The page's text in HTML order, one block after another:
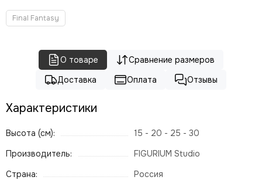
Final Fantasy
О товаре
Сравнение размеров
Доставка
Оплата Отзывы
Характеристики
Высота (см):
15 - 20 - 25 - 30
Производитель:
FIGURIUM Studio
Страна:
Россия